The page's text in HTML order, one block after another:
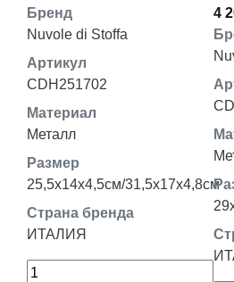
Бренд
Nuvole di Stoffa
Артикул
CDH251702
Материал
Металл
Размер
25,5x14x4,5см/31,5x17x4,8см
Страна бренда
ИТАЛИЯ
4